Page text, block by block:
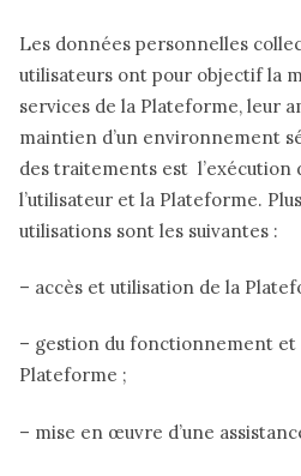
Les données personnelles
utilisateurs ont pour objectif la
services de la Plateforme, leur
maintien d’un environnement
des traitements est
l’utilisateur et la Plateforme.
utilisations sont les suivantes :
– accès et utilisation de la
– gestion du fonctionnement et
Plateforme ;
– mise en œuvre d’une